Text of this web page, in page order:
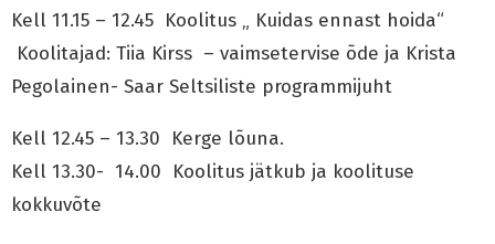
Kell 11.15 – 12.45 Koolitus „ Kuidas ennast hoida“
Koolitajad: Tiia Kirss – vaimsetervise õde ja Krista
Pegolainen- Saar Seltsiliste programmijuht
Kell 12.45 – 13.30 Kerge lõuna.
Kell 13.30- 14.00 Koolitus jätkub ja koolituse
kokkuvõte